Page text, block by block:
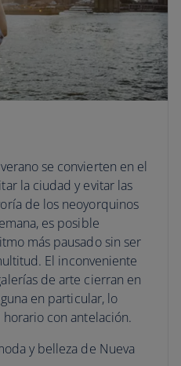
se convierten en el
la ciudad y evitar las
de los neoyorquinos
es posible
más pausado sin ser
El inconveniente
de arte cierran en
en particular, lo
con antelación.
y belleza de Nueva